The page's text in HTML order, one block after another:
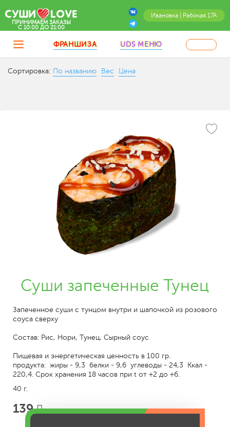
Ивановка | Рабочая 17А
ПРИНИМАЕМ ЗАКАЗЫ
C 10:00 ДО 21:00
ФРАНШИЗА UDS МЕНЮ
Сортировка: По названию Вес Цена
Суши запеченные Тунец
Запеченное суши с тунцом внутри и шапочкой из розового
соуса сверху
Состав: Рис, Нори, Тунец, Сырный соус
Пищевая и энергетическая ценность в 100 гр.
продукта: жиры - 9,3 белки - 9,6 углеводы - 24,3 Ккал -
220,4. Срок хранения 18 часов при t от +2 до +6.
40 г.
139